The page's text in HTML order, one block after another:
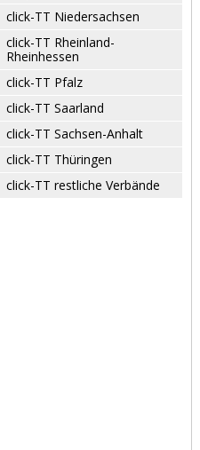
click-TT Niedersachsen
click-TT Rheinland-
Rheinhessen
click-TT Pfalz
click-TT Saarland
click-TT Sachsen-Anhalt
click-TT Thüringen
click-TT restliche Verbände